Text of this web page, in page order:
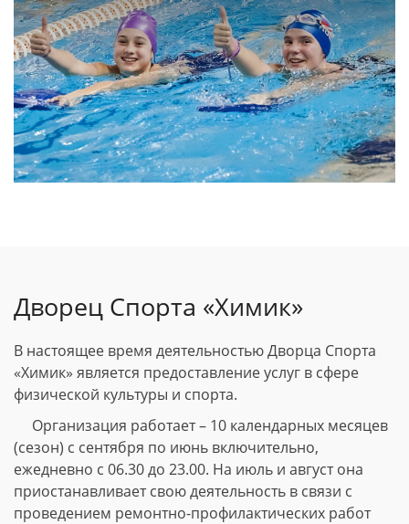
Дворец Спорта «Химик»
В настоящее время деятельностью Дворца Спорта
«Химик» является предоставление услуг в сфере
физической культуры и спорта.
Организация работает – 10 календарных месяцев
(сезон) с сентября по июнь включительно,
ежедневно с 06.30 до 23.00. На июль и август она
приостанавливает свою деятельность в связи с
проведением ремонтно-профилактических работ